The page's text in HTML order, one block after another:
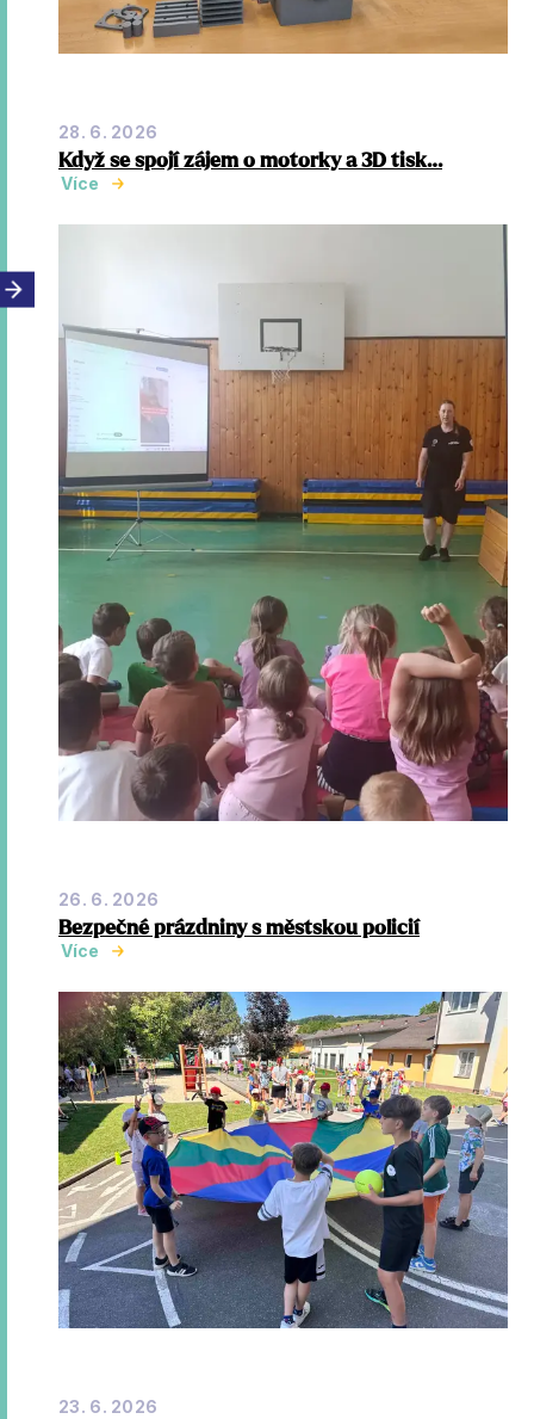
28. 6. 2026
Když se spojí zájem o motorky a 3D tisk…
Více
26. 6. 2026
Bezpečné prázdniny s městskou policií
Více
23. 6. 2026